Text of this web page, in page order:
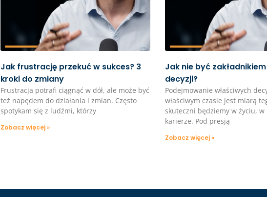
Jak frustrację przekuć w sukces? 3
kroki do zmiany
Frustracja potrafi ciągnąć w dół, ale może być
też napędem do działania i zmian. Często
spotykam się z ludźmi, którzy
Zobacz więcej »
Jak nie być
decyzji?
Podejmowanie właściwych
właściwym czasie jest miarą
skuteczni będziemy w życiu,
karierze. Pod presją
Zobacz więcej »